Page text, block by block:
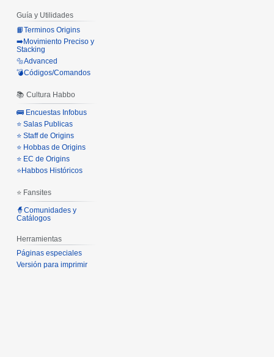
Guía y Utilidades
📙Terminos Origins
➡️Movimiento Preciso y
Stacking
🔩Advanced
💣Códigos/Comandos
📚 Cultura Habbo
🚌 Encuestas Infobus
⭐ Salas Publicas
⭐ Staff de Origins
⭐ Hobbas de Origins
⭐ EC de Origins
⭐Habbos Históricos
⭐ Fansites
🧙Comunidades y
Catálogos
Herramientas
Páginas especiales
Versión para imprimir